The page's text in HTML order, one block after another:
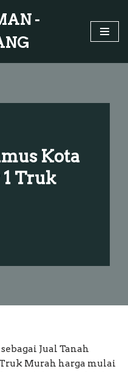
-
Kota
1 Truk
Jual Tanah
Truk Murah harga mulai